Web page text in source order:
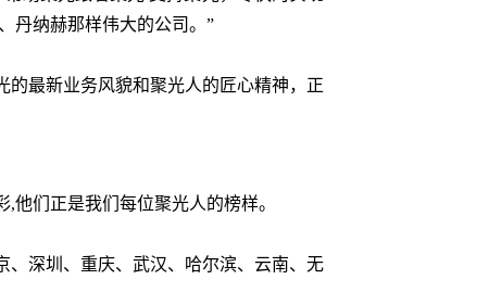
丹纳赫那样伟大的公司。”
最新业务风貌和聚光人的匠心精神，正
们正是我们每位聚光人的榜样。
深圳、重庆、武汉、哈尔滨、云南、无